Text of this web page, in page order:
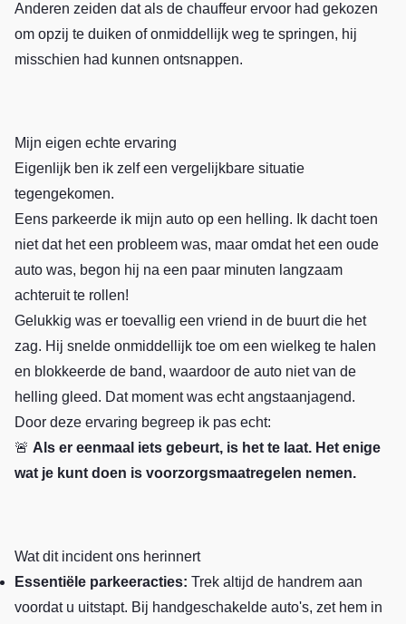
Anderen zeiden dat als de chauffeur ervoor had gekozen
om opzij te duiken of onmiddellijk weg te springen, hij
misschien had kunnen ontsnappen.
Mijn eigen echte ervaring
Eigenlijk ben ik zelf een vergelijkbare situatie
tegengekomen.
Eens parkeerde ik mijn auto op een helling. Ik dacht toen
niet dat het een probleem was, maar omdat het een oude
auto was, begon hij na een paar minuten langzaam
achteruit te rollen!
Gelukkig was er toevallig een vriend in de buurt die het
zag. Hij snelde onmiddellijk toe om een wielkeg te halen
en blokkeerde de band, waardoor de auto niet van de
helling gleed. Dat moment was echt angstaanjagend.
Door deze ervaring begreep ik pas echt:
🚨 Als er eenmaal iets gebeurt, is het te laat. Het enige
wat je kunt doen is voorzorgsmaatregelen nemen.
Wat dit incident ons herinnert
Essentiële parkeeracties: Trek altijd de handrem aan
voordat u uitstapt. Bij handgeschakelde auto's, zet hem in